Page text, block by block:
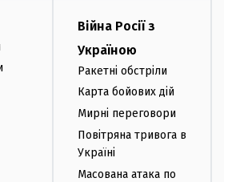
Війна Росії з
Україною
Ракетні обстріли
Карта бойових дій
Мирні переговори
Повітряна тривога в
Україні
Масована атака по